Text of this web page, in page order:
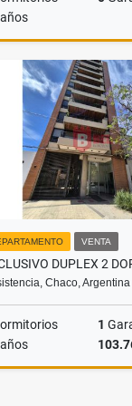
VENTA
Chaco, Argentina
1